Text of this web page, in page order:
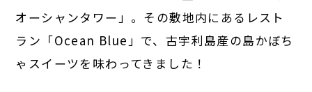
オーシャンタワー」。その敷地内にあるレスト
ラン「Ocean Blue」で、古宇利島産の島かぼち
ゃスイーツを味わってきました！